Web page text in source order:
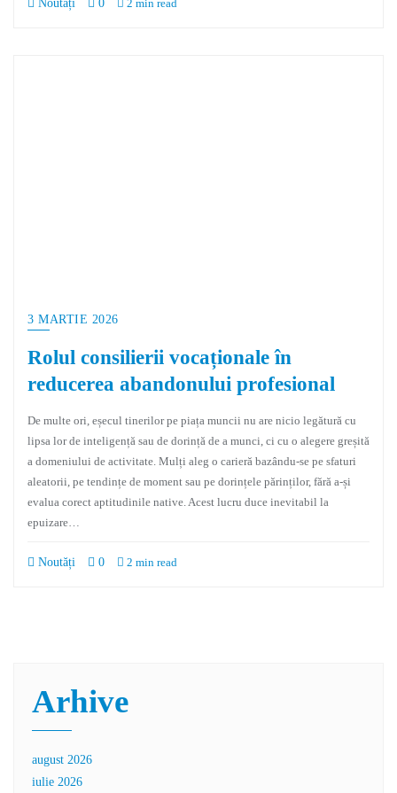
Noutăți 0 2 min read
3 MARTIE 2026
Rolul consilierii vocaționale în
reducerea abandonului profesional
De multe ori, eșecul tinerilor pe piața muncii nu are nicio legătură cu
lipsa lor de inteligență sau de dorință de a munci, ci cu o alegere greșită
a domeniului de activitate. Mulți aleg o carieră bazându-se pe sfaturi
aleatorii, pe tendințe de moment sau pe dorințele părinților, fără a-și
evalua corect aptitudinile native. Acest lucru duce inevitabil la
epuizare…
Noutăți 0 2 min read
Arhive
august 2026
iulie 2026